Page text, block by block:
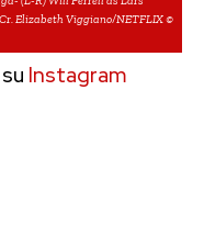
Elizabeth Viggiano/NETFLIX ©
Instagram